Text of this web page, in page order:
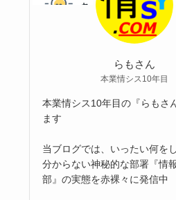
らもさん
本業情シス10年目
本業情シス10年目の『らもさ
ます
当ブログでは、いったい何を
分からない神秘的な部署『情
部』の実態を赤裸々に発信中